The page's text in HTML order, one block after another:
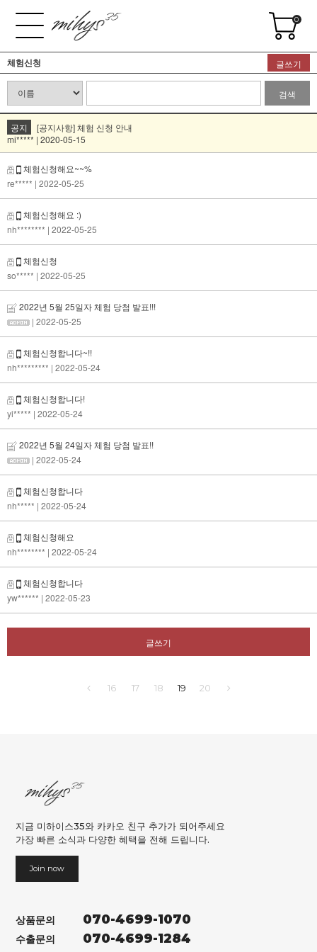
0
체험신청 글쓰기
검색
공지
[공지사항] 체험 신청 안내
mi***** | 2020-05-15
체험신청해요~~%
re***** | 2022-05-25
체험신청해요 :)
nh******** | 2022-05-25
체험신청
so***** | 2022-05-25
2022년 5월 25일자 체험 당첨 발표!!!
| 2022-05-25
체험신청합니다~!!
nh********* | 2022-05-24
체험신청합니다!
yi***** | 2022-05-24
2022년 5월 24일자 체험 당첨 발표!!
| 2022-05-24
체험신청합니다
nh***** | 2022-05-24
체험신청해요
nh******** | 2022-05-24
체험신청합니다
yw****** | 2022-05-23
글쓰기
16 17 18 19 20
지금 미하이스35와 카카오 친구 추가가 되어주세요
가장 빠른 소식과 다양한 혜택을 전해 드립니다.
Join now
상품문의 070-4699-1070
수출문의
070-4699-1284